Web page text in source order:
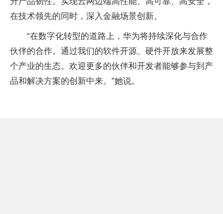
在技术领先的同时，深入金融场景创新。
“在数字化转型的道路上，华为将持续深化与合作
伙伴的合作。通过我们的软件开源、硬件开放来发展整
个产业的生态。欢迎更多的伙伴和开发者能够参与到产
品和解决方案的创新中来。”她说。